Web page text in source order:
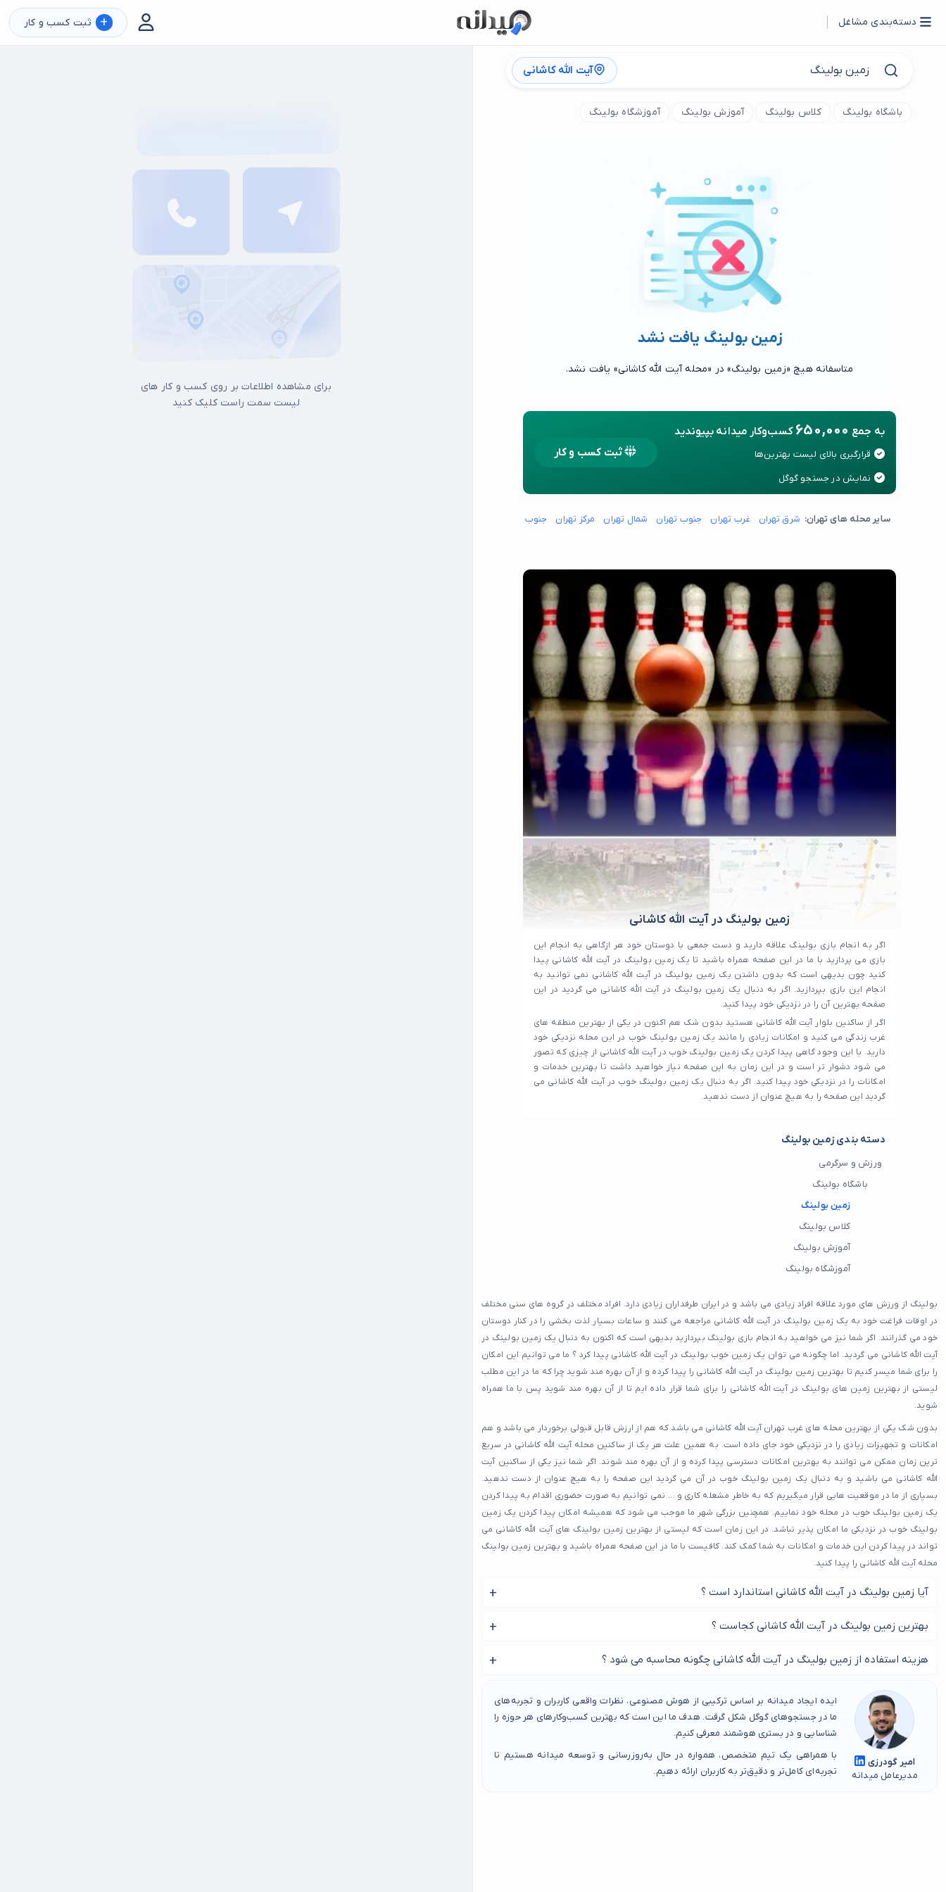
دسته‌بندی مشاغل + ثبت کسب و کار
آیت الله کاشانی
باشگاه بولینگ کلاس بولینگ آموزش بولینگ آموزشگاه بولینگ
زمین بولینگ یافت نشد
متاسفانه هیچ «زمین بولینگ» در «محله آیت الله کاشانی» یافت نشد.
به جمع 650,000 کسب‌وکار میدانه بپیوندید
قرارگیری بالای لیست بهترین‌ها
نمایش در جستجو گوگل
ثبت کسب و کار
سایر محله های تهران: شرق تهران غرب تهران جنوب تهران شمال تهران مرکز تهران جنوب شرق تهران
زمین بولینگ در آیت الله کاشانی
اگر به انجام بازی بولینگ علاقه دارید و دست جمعی با دوستان خود هر ازگاهی به انجام این
بازی می پردازید با ما در این صفحه همراه باشید تا یک زمین بولینگ در آیت الله کاشانی پیدا
کنید چون بدیهی است که بدون داشتن یک زمین بولینگ در آیت الله کاشانی نمی توانید به
انجام این بازی بپردازید. اگر به دنبال یک زمین بولینگ در آیت الله کاشانی می گردید در این
صفحه بهترین آن را در نزدیکی خود پیدا کنید.
اگر از ساکنین بلوار آیت الله کاشانی هستید بدون شک هم اکنون در یکی از بهترین منطقه های
غرب زندگی می کنید و امکانات زیادی را مانند یک زمین بولینگ خوب در این محله نزدیکی خود
دارید. با این وجود گاهی پیدا کردن یک زمین بولینگ خوب در آیت الله کاشانی از چیزی که تصور
می شود دشوار تر است و در این زمان به این صفحه نیاز خواهید داشت تا بهترین خدمات و
امکانات را در نزدیکی خود پیدا کنید. اگر به دنبال یک زمین بولینگ خوب در آیت الله کاشانی می
گردید این صفحه را به هیچ عنوان از دست ندهید.
دسته بندی زمین بولینگ
ورزش و سرگرمی
باشگاه بولینگ
زمین بولینگ
کلاس بولینگ
آموزش بولینگ
آموزشگاه بولینگ
بولینگ از ورزش های مورد علاقه افراد زیادی می باشد و در ایران طرفداران زیادی دارد. افراد مختلف در گروه های سنی مختلف
در اوقات فراغت خود به یک زمین بولینگ در آیت الله کاشانی مراجعه می کنند و ساعات بسیار لذت بخشی را در کنار دوستان
خود می گذرانند. اگر شما نیز می خواهید به انجام بازی بولینگ بپردازید بدیهی است که اکنون به دنبال یک زمین بولینگ در
آیت الله کاشانی می گردید. اما چگونه می توان یک زمین خوب بولینگ در آیت الله کاشانی پیدا کرد ؟ ما می توانیم این امکان
را برای شما میسر کنیم تا بهترین زمین بولینگ در آیت الله کاشانی را پیدا کرده و از آن بهره مند شوید چرا که ما در این مطلب
لیستی از بهترین زمین های بولینگ در آیت الله کاشانی را برای شما قرار داده ایم تا از آن بهره مند شوید پس با ما همراه
شوید.
بدون شک یکی از بهترین محله های غرب تهران آیت الله کاشانی می باشد که هم از ارزش قابل قبولی برخوردار می باشد و هم
امکانات و تجهیزات زیادی را در نزدیکی خود جای داده است. به همین علت هر یک از ساکنین محله آیت الله کاشانی در سریع
ترین زمان ممکن می توانند به بهترین امکانات دسترسی پیدا کرده و از آن بهره مند شوند. اگر شما نیز یکی از ساکنین آیت
الله کاشانی می باشید و به دنبال یک زمین بولینگ خوب در آن می گردید این صفحه را به هیچ عنوان از دست ندهید.
بسیاری از ما در موقعیت هایی قرار میگیریم که به خاطر مشغله کاری و ... نمی توانیم به صورت حضوری اقدام به پیدا کردن
یک زمین بولینگ خوب در محله خود نماییم. همچنین بزرگی شهر ما موجب می شود که همیشه امکان پیدا کردن یک زمین
بولینگ خوب در نزدیکی ما امکان پذیر نباشد. در این زمان است که لیستی از بهترین زمین بولینگ های آیت الله کاشانی می
تواند در پیدا کردن این خدمات و امکانات به شما کمک کند. کافیست با ما در این صفحه همراه باشید و بهترین زمین بولینگ
محله آیت الله کاشانی را پیدا کنید.
آیا زمین بولینگ در آیت الله کاشانی استاندارد است ؟
بدون شک زمین بولینگ در آیت الله کاشانی که مجوز می گردد استاندارد می باشد.
بهترین زمین بولینگ در آیت الله کاشانی کجاست ؟
با ما در این صفحه همراه باشید و بهترین زمین بولینگ در آیت الله کاشانی را پیدا کنید.
هزینه استفاده از زمین بولینگ در آیت الله کاشانی چگونه محاسبه می شود ؟
قیمت زمین بولینگ در آیت الله کاشانی به صورت ساعتی محاسبه می شود.
امیر گودرزی
مدیرعامل میدانه
ایده ایجاد میدانه بر اساس ترکیبی از هوش مصنوعی، نظرات واقعی کاربران و تجربه‌های
ما در جستجوهای گوگل شکل گرفت. هدف ما این است که بهترین کسب‌وکارهای هر حوزه را
شناسایی و در بستری هوشمند معرفی کنیم.
با همراهی یک تیم متخصص، همواره در حال به‌روزرسانی و توسعه میدانه هستیم تا
تجربه‌ای کامل‌تر و دقیق‌تر به کاربران ارائه دهیم.
برای مشاهده اطلاعات بر روی کسب و کار های
لیست سمت راست کلیک کنید